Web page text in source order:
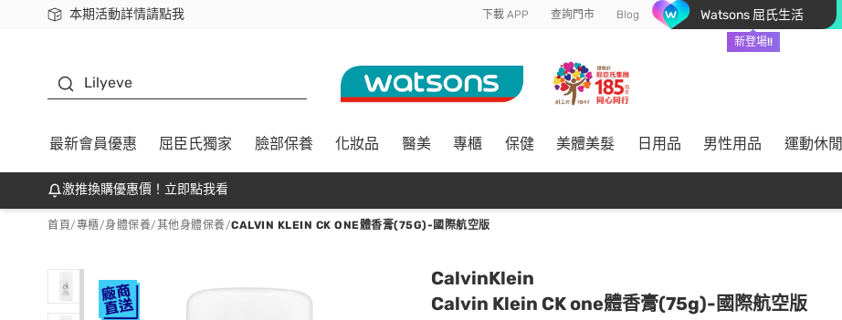
本期活動詳情請點我
下載app最高回饋$350 下載 APP 查詢門市 Blog Watsons 屈氏生活
新登場!!
Lilyeve
最新會員優惠 屈臣氏獨家 臉部保養 化妝品 醫美 專櫃 保健 美體美髮 日用品 男性用品 運動休閒
激推換購優惠價！立即點我看
首頁/專櫃/身體保養/其他身體保養/CALVIN KLEIN CK ONE體香膏(75G)-國際航空版
CalvinKlein
Calvin Klein CK one體香膏(75g)-國際航空版